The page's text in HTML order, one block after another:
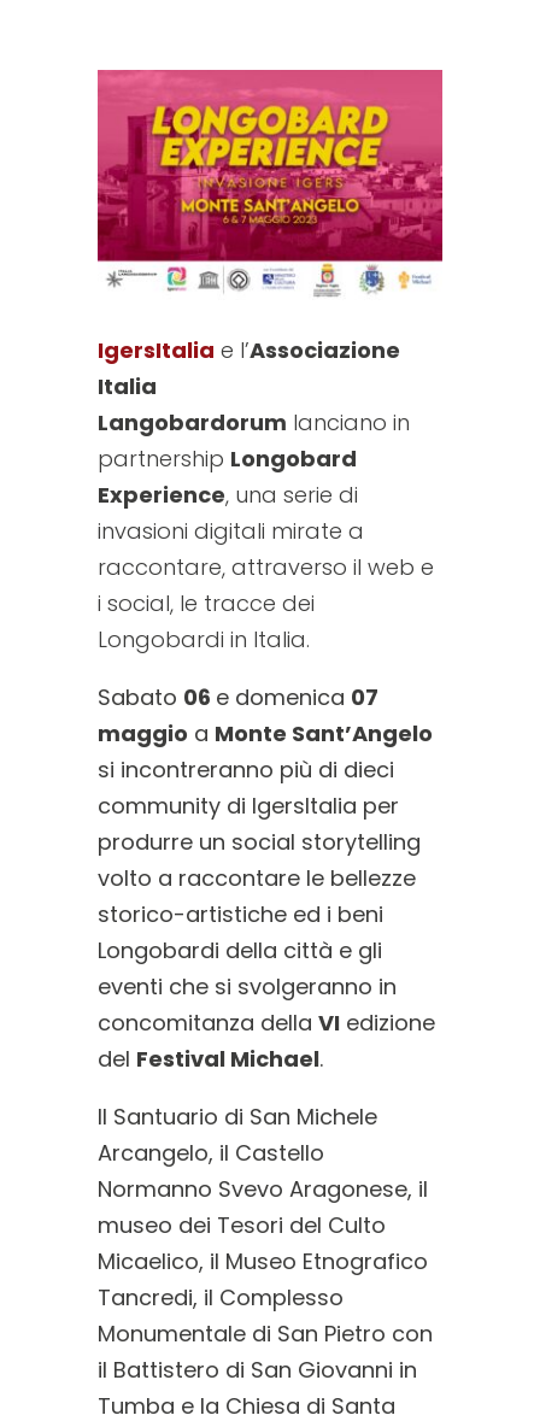
IgersItalia e l’Associazione
Italia
Langobardorum lanciano in
partnership Longobard
Experience, una serie di
invasioni digitali mirate a
raccontare, attraverso il web e
i social, le tracce dei
Longobardi in Italia.
Sabato 06 e domenica 07
maggio a Monte Sant’Angelo
si incontreranno più di dieci
community di IgersItalia per
produrre un social storytelling
volto a raccontare le bellezze
storico-artistiche ed i beni
Longobardi della città e gli
eventi che si svolgeranno in
concomitanza della VIedizione
del Festival Michael.
Il Santuario di San Michele
Arcangelo, il Castello
Normanno Svevo Aragonese, il
museo dei Tesori del Culto
Micaelico, il Museo Etnografico
Tancredi, il Complesso
Monumentale di San Pietro con
il Battistero di San Giovanni in
Tumba e la Chiesa di Santa